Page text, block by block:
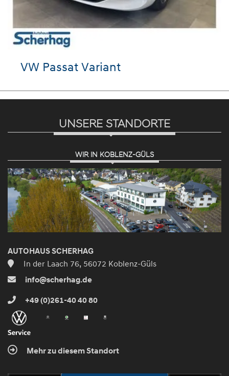
VW Passat Variant
UNSERE STANDORTE
WIR IN KOBLENZ-GÜLS
AUTOHAUS SCHERHAG
In der Laach 76, 56072 Koblenz-Güls
info@scherhag.de
+49 (0)261-40 40 80
Mehr zu diesem Standort